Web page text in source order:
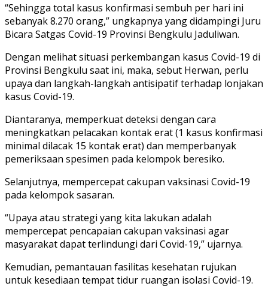
“Sehingga total kasus konfirmasi sembuh per hari ini
sebanyak 8.270 orang,” ungkapnya yang didampingi Juru
Bicara Satgas Covid-19 Provinsi Bengkulu Jaduliwan.
Dengan melihat situasi perkembangan kasus Covid-19 di
Provinsi Bengkulu saat ini, maka, sebut Herwan, perlu
upaya dan langkah-langkah antisipatif terhadap lonjakan
kasus Covid-19.
Diantaranya, memperkuat deteksi dengan cara
meningkatkan pelacakan kontak erat (1 kasus konfirmasi
minimal dilacak 15 kontak erat) dan memperbanyak
pemeriksaan spesimen pada kelompok beresiko.
Selanjutnya, mempercepat cakupan vaksinasi Covid-19
pada kelompok sasaran.
“Upaya atau strategi yang kita lakukan adalah
mempercepat pencapaian cakupan vaksinasi agar
masyarakat dapat terlindungi dari Covid-19,” ujarnya.
Kemudian, pemantauan fasilitas kesehatan rujukan
untuk kesediaan tempat tidur ruangan isolasi Covid-19.